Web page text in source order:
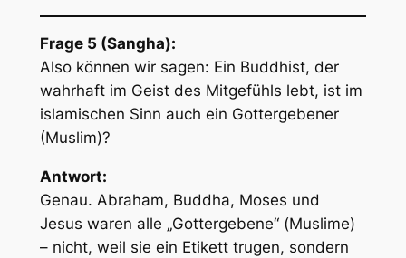
Frage 5 (Sangha):
Also können wir sagen: Ein Buddhist, der
wahrhaft im Geist des Mitgefühls lebt, ist im
islamischen Sinn auch ein Gottergebener
(Muslim)?
Antwort:
Genau. Abraham, Buddha, Moses und
Jesus waren alle „Gottergebene“ (Muslime)
– nicht, weil sie ein Etikett trugen, sondern